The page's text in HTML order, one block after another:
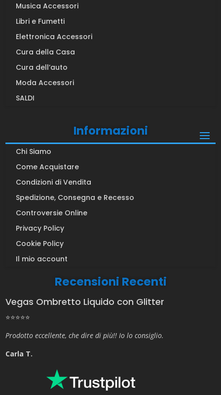
Musica Accessori
Libri e Fumetti
Elettronica Accessori
Cura della Casa
Cura dell’auto
Moda Accessori
SALDI
Informazioni
Chi Siamo
Come Acquistare
Condizioni di Vendita
Spedizione, Consegna e Recesso
Controversie Online
Privacy Policy
Cookie Policy
Il mio account
Recensioni Recenti
Vegas Ombretto Liquido con Glitter
⭐⭐⭐⭐⭐
Prodotto eccellente, che dire di più!! Io lo consiglio.
Carla T.